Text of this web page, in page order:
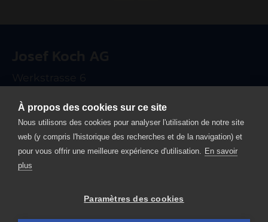
À propos des cookies sur ce site
Nous utilisons des cookies pour analyser l'utilisation de notre site
web (y compris l'historique des recherches et de la navigation) et
pour vous offrir une meilleure expérience d'utilisation. En savoir
plus
Paramètres des cookies
T +41 41 499 90 00
info
josefkoch.ch
Home
Protection des données